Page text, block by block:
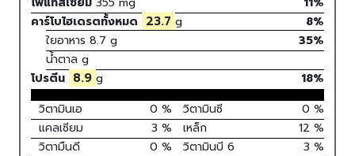
คาร์โบไฮเดรตทั้งหมด 23.7 g 8%
ใยอาหาร 8.7 g
35%
น้ำตาล g
โปรตีน 8.9 g 18%
วิตามินเอ
0 % วิตามินซี 0 %
แคลเซียม
3 % เหล็ก 12 %
วิตามืนดี
0 % วิตามินบี 6 3 %